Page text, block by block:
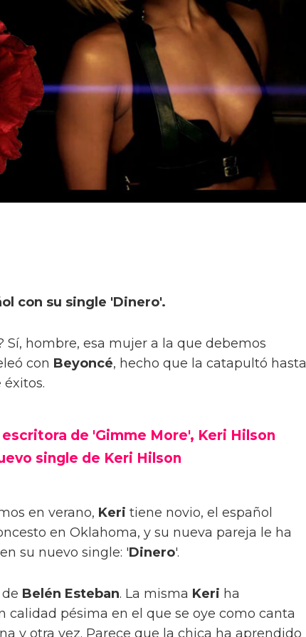
con su single 'Dinero'.
Sí, hombre, esa mujer a la que debemos
con Beyoncé, hecho que la catapultó hasta
de 'Gimme More', Keri Hilson
single de Keri Hilson
en verano, Keri tiene novio, el español
en Oklahoma, y su nueva pareja le ha
su nuevo single: 'Dinero'.
Belén Esteban. La misma Keri ha
calidad pésima en el que se oye como canta
y otra vez. Parece que la chica ha aprendido